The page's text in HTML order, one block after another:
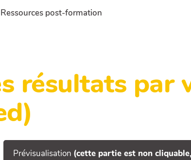
Ressources post-formation
résultats par
Prévisualisation (cette partie est non